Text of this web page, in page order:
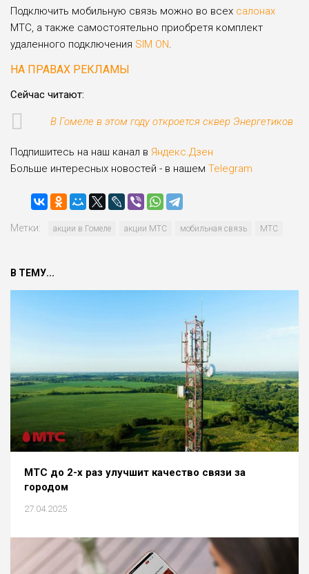
Подключить мобильную связь можно во всех салонах
МТС, а также самостоятельно приобретя комплект
удаленного подключения SIM ON.
НА ПРАВАХ РЕКЛАМЫ
Сейчас читают:
В Гомеле в этом году откроется сквер Энергетиков
Подпишитесь на наш канал в Яндекс.Дзен
Больше интересных новостей - в нашем Telegram
Метки: акции в Гомеле акции МТС мобильная связь МТС
В ТЕМУ...
МТС до 2-х раз улучшит качество связи за
городом
27.04.2025